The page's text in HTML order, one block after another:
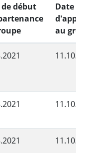
début
Date de
au